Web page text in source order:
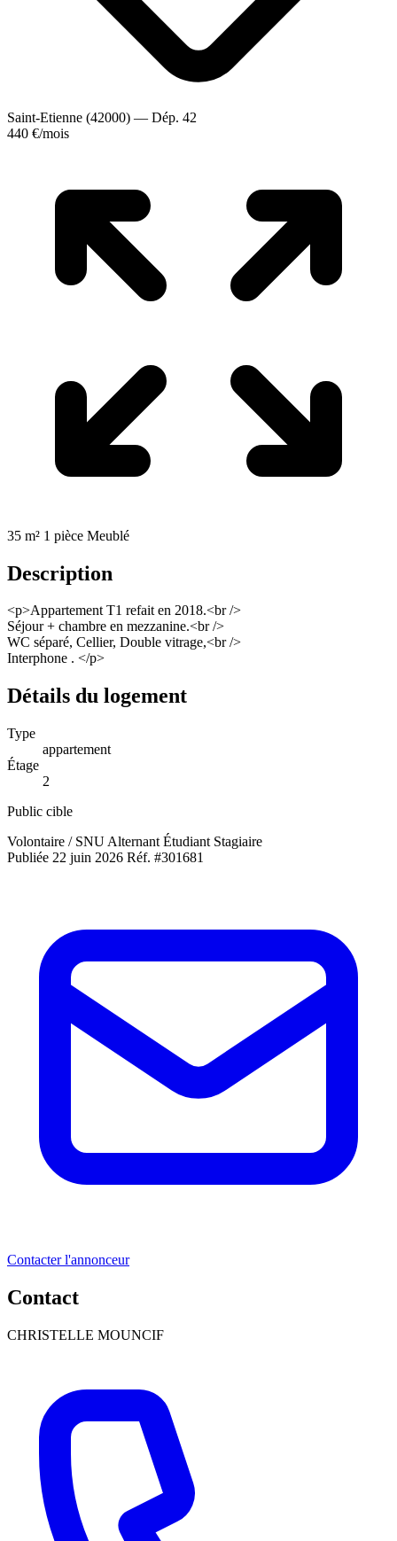
Saint-Etienne (42000) — Dép. 42
440 €/mois
35 m² 1 pièce Meublé
Description
<p>Appartement T1 refait en 2018.<br />
Séjour + chambre en mezzanine.<br />
WC séparé, Cellier, Double vitrage,<br />
Interphone . </p>
Détails du logement
Type
appartement
Étage
2
Public cible
Volontaire / SNU Alternant Étudiant Stagiaire
Publiée 22 juin 2026 Réf. #301681
Contacter l'annonceur
Contact
CHRISTELLE MOUNCIF